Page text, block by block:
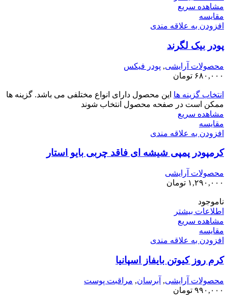
مشاهده سریع
مقایسه
افزودن به علاقه مندی
پودر بیک لگرند
محصولات آرایشی, پودر فیکس
۶۸۰,۰۰۰ تومان
انتخاب گزینه ها این محصول دارای انواع مختلفی می باشد. گزینه ها
ممکن است در صفحه محصول انتخاب شوند
مشاهده سریع
مقایسه
افزودن به علاقه مندی
کرمپودر پمپی شیشه ای فاقد چربی بایو استار
محصولات آرایشی
۱,۲۹۰,۰۰۰ تومان
ناموجود
اطلاعات بیشتر
مشاهده سریع
مقایسه
افزودن به علاقه مندی
کرم روز کیوتن بایفاز اسپانیا
محصولات آرایشی, آبرسان, مراقبت پوست
۹۹۰,۰۰۰ تومان